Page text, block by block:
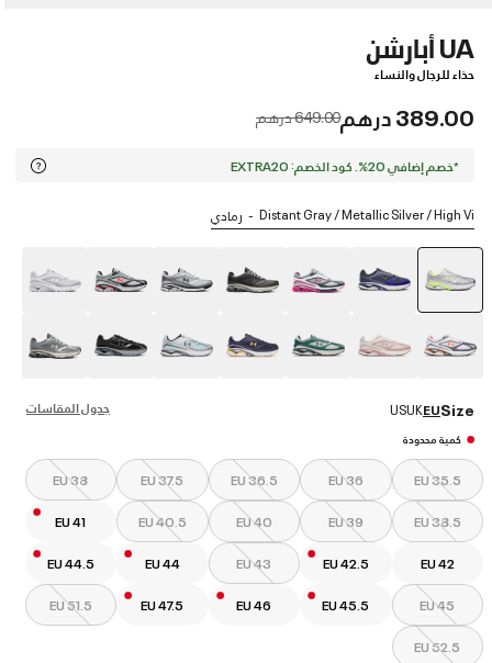
UA أبارشن
حذاء للرجال والنساء
389.00 درهم Price reduced from
649.00 درهم to
*خصم إضافي 20%. كود الخصم: EXTRA20
Distant Gray / Metallic Silver / High Vi رمادي
جدول المقاسات Size
EU
UK
US
كمية محدودة
EU 35.5
EU 36
EU 36.5
EU 37.5
EU 38
EU 38.5
EU 39
EU 40
EU 40.5
EU 41
EU 42
EU 42.5
EU 43
EU 44
EU 44.5
EU 45
EU 45.5
EU 46
EU 47.5
EU 51.5
EU 52.5